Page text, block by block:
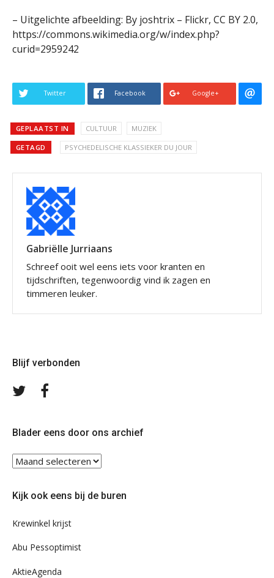
– Uitgelichte afbeelding: By joshtrix – Flickr, CC BY 2.0,
https://commons.wikimedia.org/w/index.php?
curid=2959242
Twitter Facebook Google+
GEPLAATST IN CULTUUR MUZIEK
GETAGD PSYCHEDELISCHE KLASSIEKER DU JOUR
Gabriëlle Jurriaans
Schreef ooit wel eens iets voor kranten en
tijdschriften, tegenwoordig vind ik zagen en
timmeren leuker.
Blijf verbonden
Volg
Blader eens door ons archief
Blader
ons
Kijk ook eens bij de buren
Krewinkel krijst
Abu Pessoptimist
AktieAgenda